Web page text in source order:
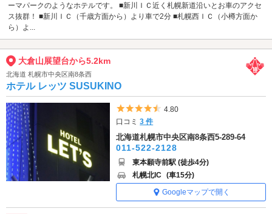
ーマパークのようなホテルです。 ■新川ＩＣ近く札幌新道沿いとお車のアクセ
ス抜群！ ■新川ＩＣ（千歳方面から）より車で2分 ■札幌西ＩＣ（小樽方面か
ら）よ...
大倉山展望台から5.2km
北海道 札幌市中央区南8条西
ホテル レッツ SUSUKINO
5つ星のうち4.5
4.80
口コミ3 件
北海道札幌市中央区南8条西5-289-64
011-522-2128
東本願寺前駅 (徒歩4分)
札幌北IC (車15分)
Googleマップで開く